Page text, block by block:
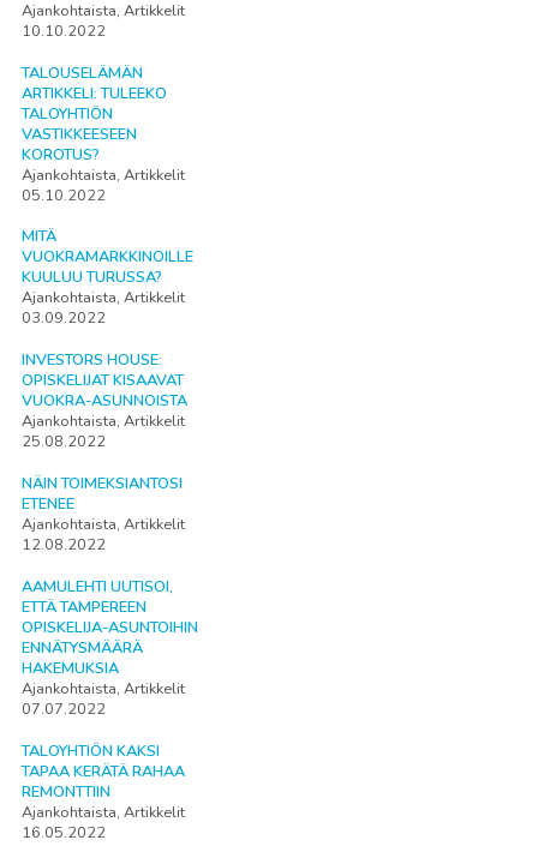
Ajankohtaista, Artikkelit
10.10.2022
TALOUSELÄMÄN
ARTIKKELI: TULEEKO
TALOYHTIÖN
VASTIKKEESEEN
KOROTUS?
Ajankohtaista, Artikkelit
05.10.2022
MITÄ
VUOKRAMARKKINOILLE
KUULUU TURUSSA?
Ajankohtaista, Artikkelit
03.09.2022
INVESTORS HOUSE:
OPISKELIJAT KISAAVAT
VUOKRA-ASUNNOISTA
Ajankohtaista, Artikkelit
25.08.2022
NÄIN TOIMEKSIANTOSI
ETENEE
Ajankohtaista, Artikkelit
12.08.2022
AAMULEHTI UUTISOI,
ETTÄ TAMPEREEN
OPISKELIJA-ASUNTOIHIN
ENNÄTYSMÄÄRÄ
HAKEMUKSIA
Ajankohtaista, Artikkelit
07.07.2022
TALOYHTIÖN KAKSI
TAPAA KERÄTÄ RAHAA
REMONTTIIN
Ajankohtaista, Artikkelit
16.05.2022